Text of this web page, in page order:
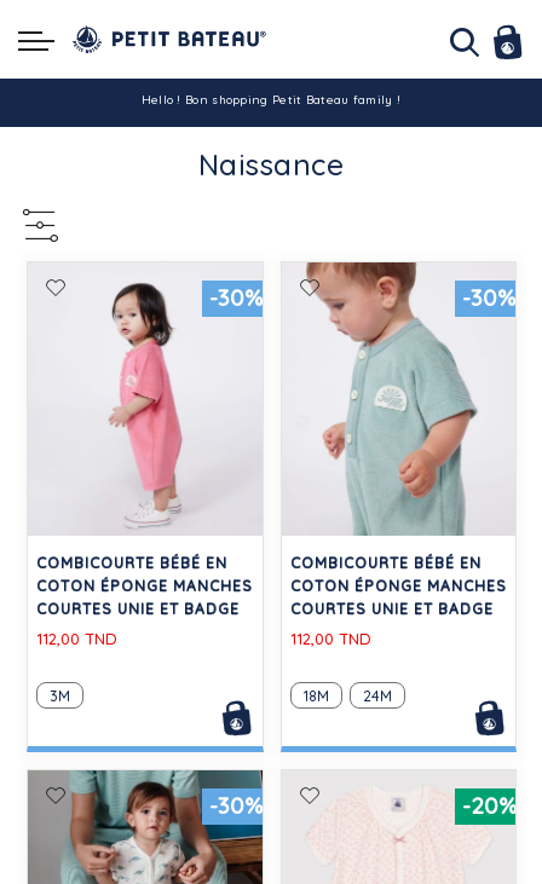
Hello ! Bon shopping Petit Bateau family !
Naissance
-30%
COMBICOURTE BÉBÉ EN
COTON ÉPONGE MANCHES
COURTES UNIE ET BADGE
112,00 TND
3M
-30%
COMBICOURTE BÉBÉ EN
COTON ÉPONGE MANCHES
COURTES UNIE ET BADGE
112,00 TND
18M 24M
-30% -20%